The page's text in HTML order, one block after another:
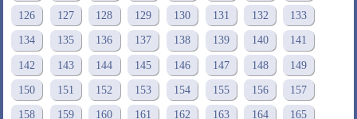
126 127 128 129 130 131 132 133
134 135 136 137 138 139 140 141
142 143 144 145 146 147 148 149
150 151 152 153 154 155 156 157
158 159 160 161 162 163 164 165